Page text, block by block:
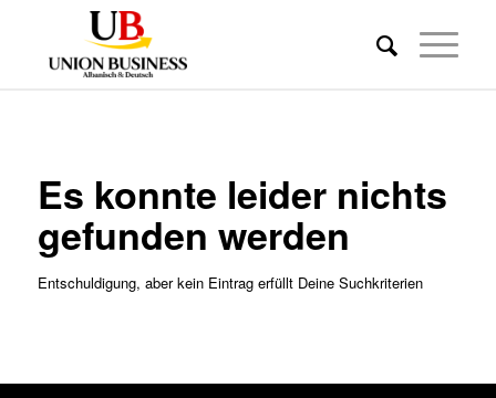
Es konnte leider nichts
gefunden werden
Entschuldigung, aber kein Eintrag erfüllt Deine Suchkriterien